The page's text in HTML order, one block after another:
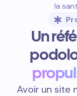
la
Un
Avoir un site